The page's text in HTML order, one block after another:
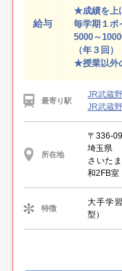
給与
★成績を上
毎学期１ポ
5000～
（年３回）
★授業以外
最寄り駅
JR武蔵
JR武蔵
所在地
〒336-
埼玉県
さいた
和2FB室
特徴
大手学
型）